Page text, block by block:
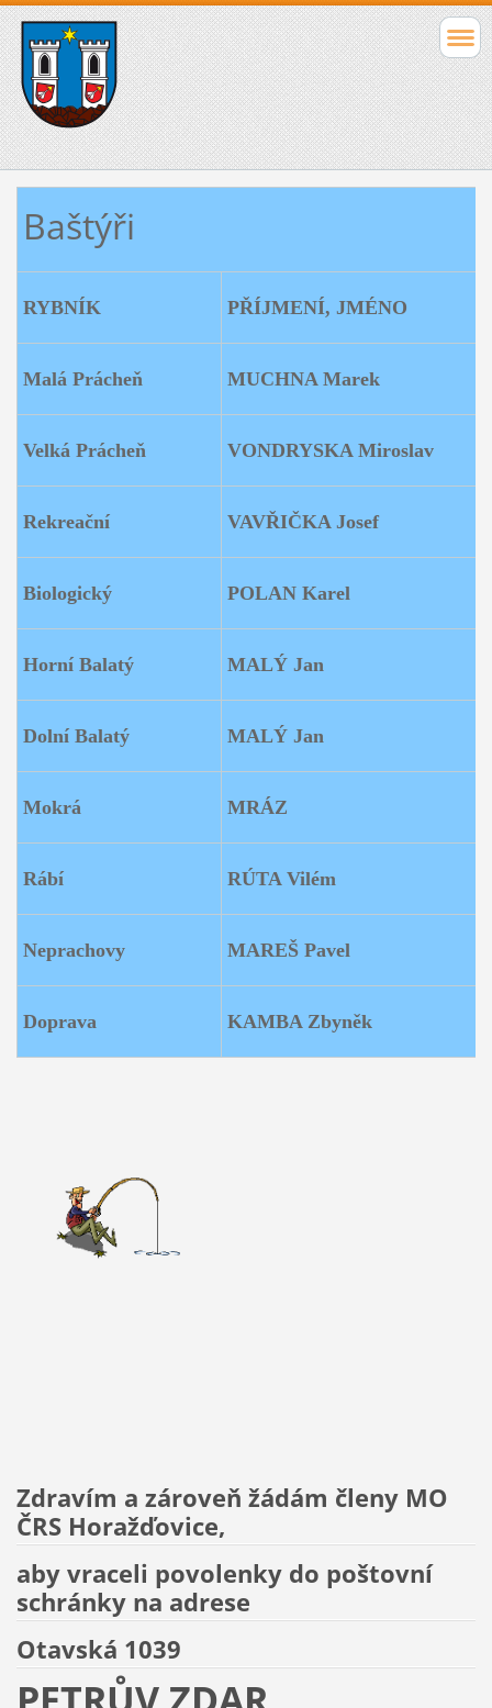
Baštýři
RYBNÍK PŘÍJMENÍ, JMÉNO
Malá Prácheň MUCHNA Marek
Velká Prácheň VONDRYSKA Miroslav
Rekreační VAVŘIČKA Josef
Biologický POLAN Karel
Horní Balatý MALÝ Jan
Dolní Balatý MALÝ Jan
Mokrá MRÁZ
Rábí RÚTA Vilém
Neprachovy MAREŠ Pavel
Doprava KAMBA Zbyněk
Zdravím a zároveň žádám členy MO
ČRS Horažďovice,
aby vraceli povolenky do poštovní
schránky na adrese
Otavská 1039